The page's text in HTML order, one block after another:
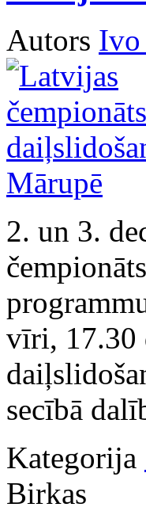
Autors Ivo
2. un 3.
vīri, 17.30
secībā
Kategorija
Birkas